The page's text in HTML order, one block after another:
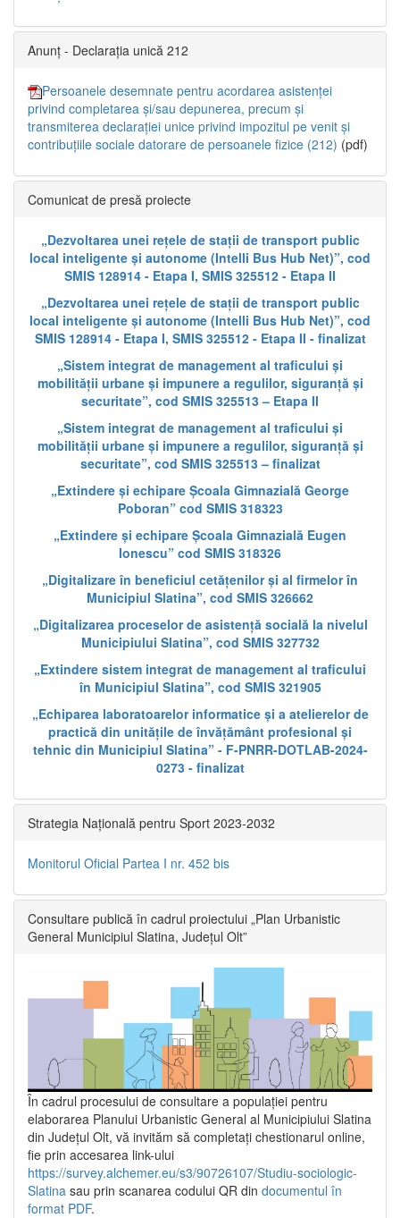
Anunț - Declarația unică 212
Persoanele desemnate pentru acordarea asistenței
privind completarea și/sau depunerea, precum și
transmiterea declarației unice privind impozitul pe venit și
contribuțiile sociale datorare de persoanele fizice (212) (pdf)
Comunicat de presă proiecte
„Dezvoltarea unei rețele de stații de transport public
local inteligente și autonome (Intelli Bus Hub Net)”, cod
SMIS 128914 - Etapa I, SMIS 325512 - Etapa II
„Dezvoltarea unei rețele de stații de transport public
local inteligente și autonome (Intelli Bus Hub Net)”, cod
SMIS 128914 - Etapa I, SMIS 325512 - Etapa II - finalizat
„Sistem integrat de management al traficului și
mobilității urbane și impunere a regulilor, siguranță și
securitate”, cod SMIS 325513 – Etapa II
„Sistem integrat de management al traficului și
mobilității urbane și impunere a regulilor, siguranță și
securitate”, cod SMIS 325513 – finalizat
„Extindere și echipare Școala Gimnazială George
Poboran” cod SMIS 318323
„Extindere și echipare Școala Gimnazială Eugen
Ionescu” cod SMIS 318326
„Digitalizare în beneficiul cetățenilor și al firmelor în
Municipiul Slatina”, cod SMIS 326662
„Digitalizarea proceselor de asistență socială la nivelul
Municipiului Slatina”, cod SMIS 327732
„Extindere sistem integrat de management al traficului
în Municipiul Slatina”, cod SMIS 321905
„Echiparea laboratoarelor informatice și a atelierelor de
practică din unitățile de învățământ profesional și
tehnic din Municipiul Slatina” - F-PNRR-DOTLAB-2024-
0273 - finalizat
Strategia Națională pentru Sport 2023-2032
Monitorul Oficial Partea I nr. 452 bis
Consultare publică în cadrul proiectului „Plan Urbanistic
General Municipiul Slatina, Județul Olt”
În cadrul procesului de consultare a populaţiei pentru
elaborarea Planului Urbanistic General al Municipiului Slatina
din Județul Olt, vă invităm să completați chestionarul online,
fie prin accesarea link-ului
https://survey.alchemer.eu/s3/90726107/Studiu-sociologic-
Slatina sau prin scanarea codului QR din documentul în
format PDF.